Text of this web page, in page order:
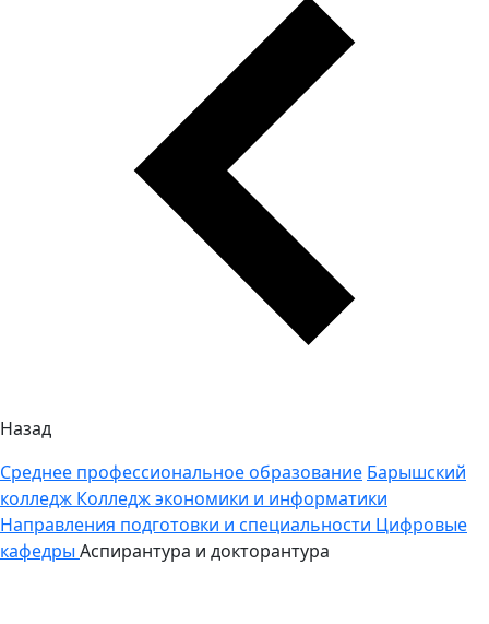
Назад
Среднее профессиональное образование Барышский
колледж Колледж экономики и информатики
Направления подготовки и специальности Цифровые
кафедры Аспирантура и докторантура